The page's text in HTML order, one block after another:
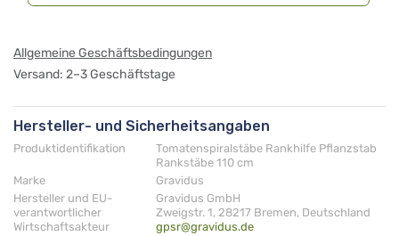
Allgemeine Geschäftsbedingungen
Versand: 2–3 Geschäftstage
Hersteller- und Sicherheitsangaben
Produktidentifikation
Tomatenspiralstäbe Rankhilfe Pflanzstab
Rankstäbe 110 cm
Marke
Gravidus
Hersteller und EU-
verantwortlicher
Wirtschaftsakteur
Gravidus GmbH
Zweigstr. 1, 28217 Bremen, Deutschland
gpsr@gravidus.de